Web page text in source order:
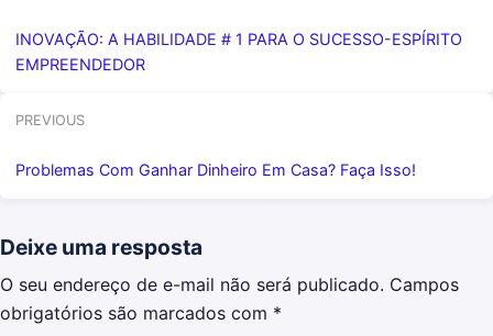
INOVAÇÃO: A HABILIDADE # 1 PARA O SUCESSO-ESPÍRITO
EMPREENDEDOR
PREVIOUS
Problemas Com Ganhar Dinheiro Em Casa? Faça Isso!
Deixe uma resposta
O seu endereço de e-mail não será publicado. Campos
obrigatórios são marcados com *